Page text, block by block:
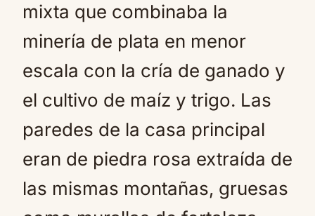
mixta que combinaba la
minería de plata en menor
escala con la cría de ganado y
el cultivo de maíz y trigo. Las
paredes de la casa principal
eran de piedra rosa extraída de
las mismas montañas, gruesas